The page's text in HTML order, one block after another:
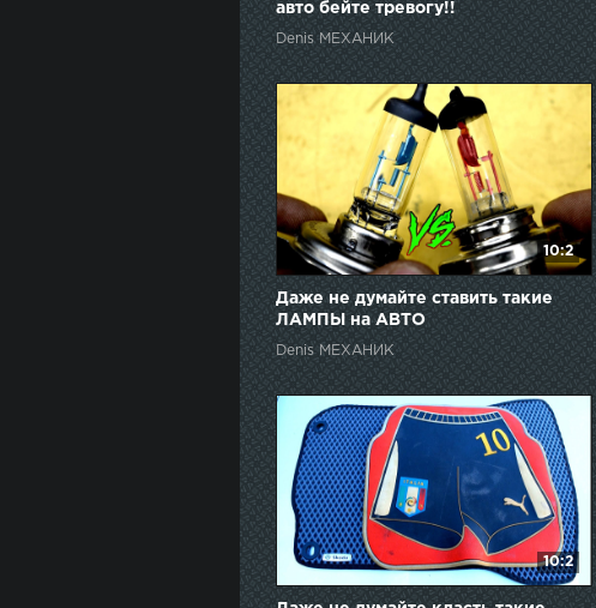
авто бейте тревогу!!
Denis МЕХАНИК
10:2
Даже не думайте ставить такие
ЛАМПЫ на АВТО
Denis МЕХАНИК
10:2